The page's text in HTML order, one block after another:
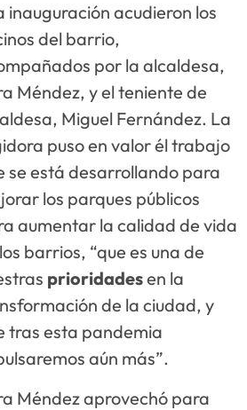
inauguración acudieron los
del barrio,
por la alcaldesa,
Méndez, y el teniente de
Miguel Fernández. La
puso en valor él trabajo
se está desarrollando para
los parques públicos
aumentar la calidad de vida
barrios, “que es una de
prioridadesen la
de la ciudad, y
tras esta pandemia
aún más”.
Méndez aprovechó para